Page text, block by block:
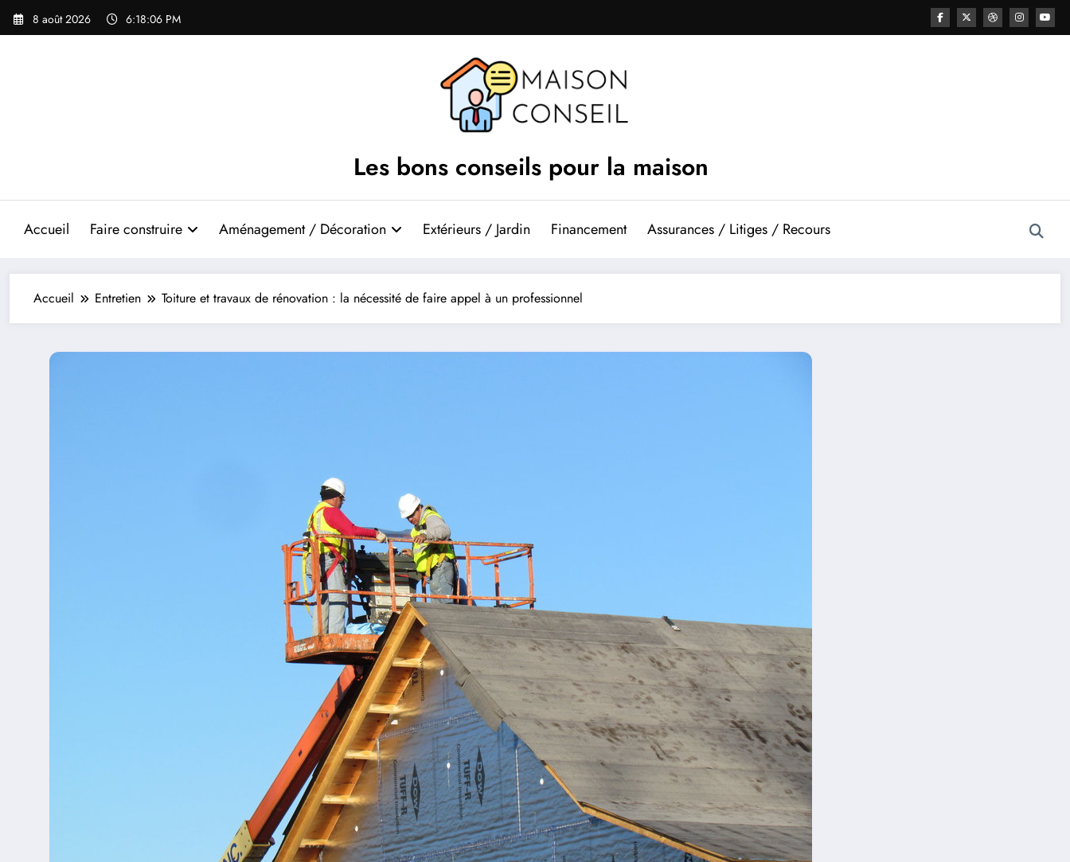
Aller
8 août 2026 6:18:07 PM
Les bons conseils pour la maison
Accueil Faire construire Aménagement / Décoration Extérieurs / Jardin Financement Assurances / Litiges / Recours
Accueil Entretien Toiture et travaux de rénovation : la nécessité de faire appel à un professionnel